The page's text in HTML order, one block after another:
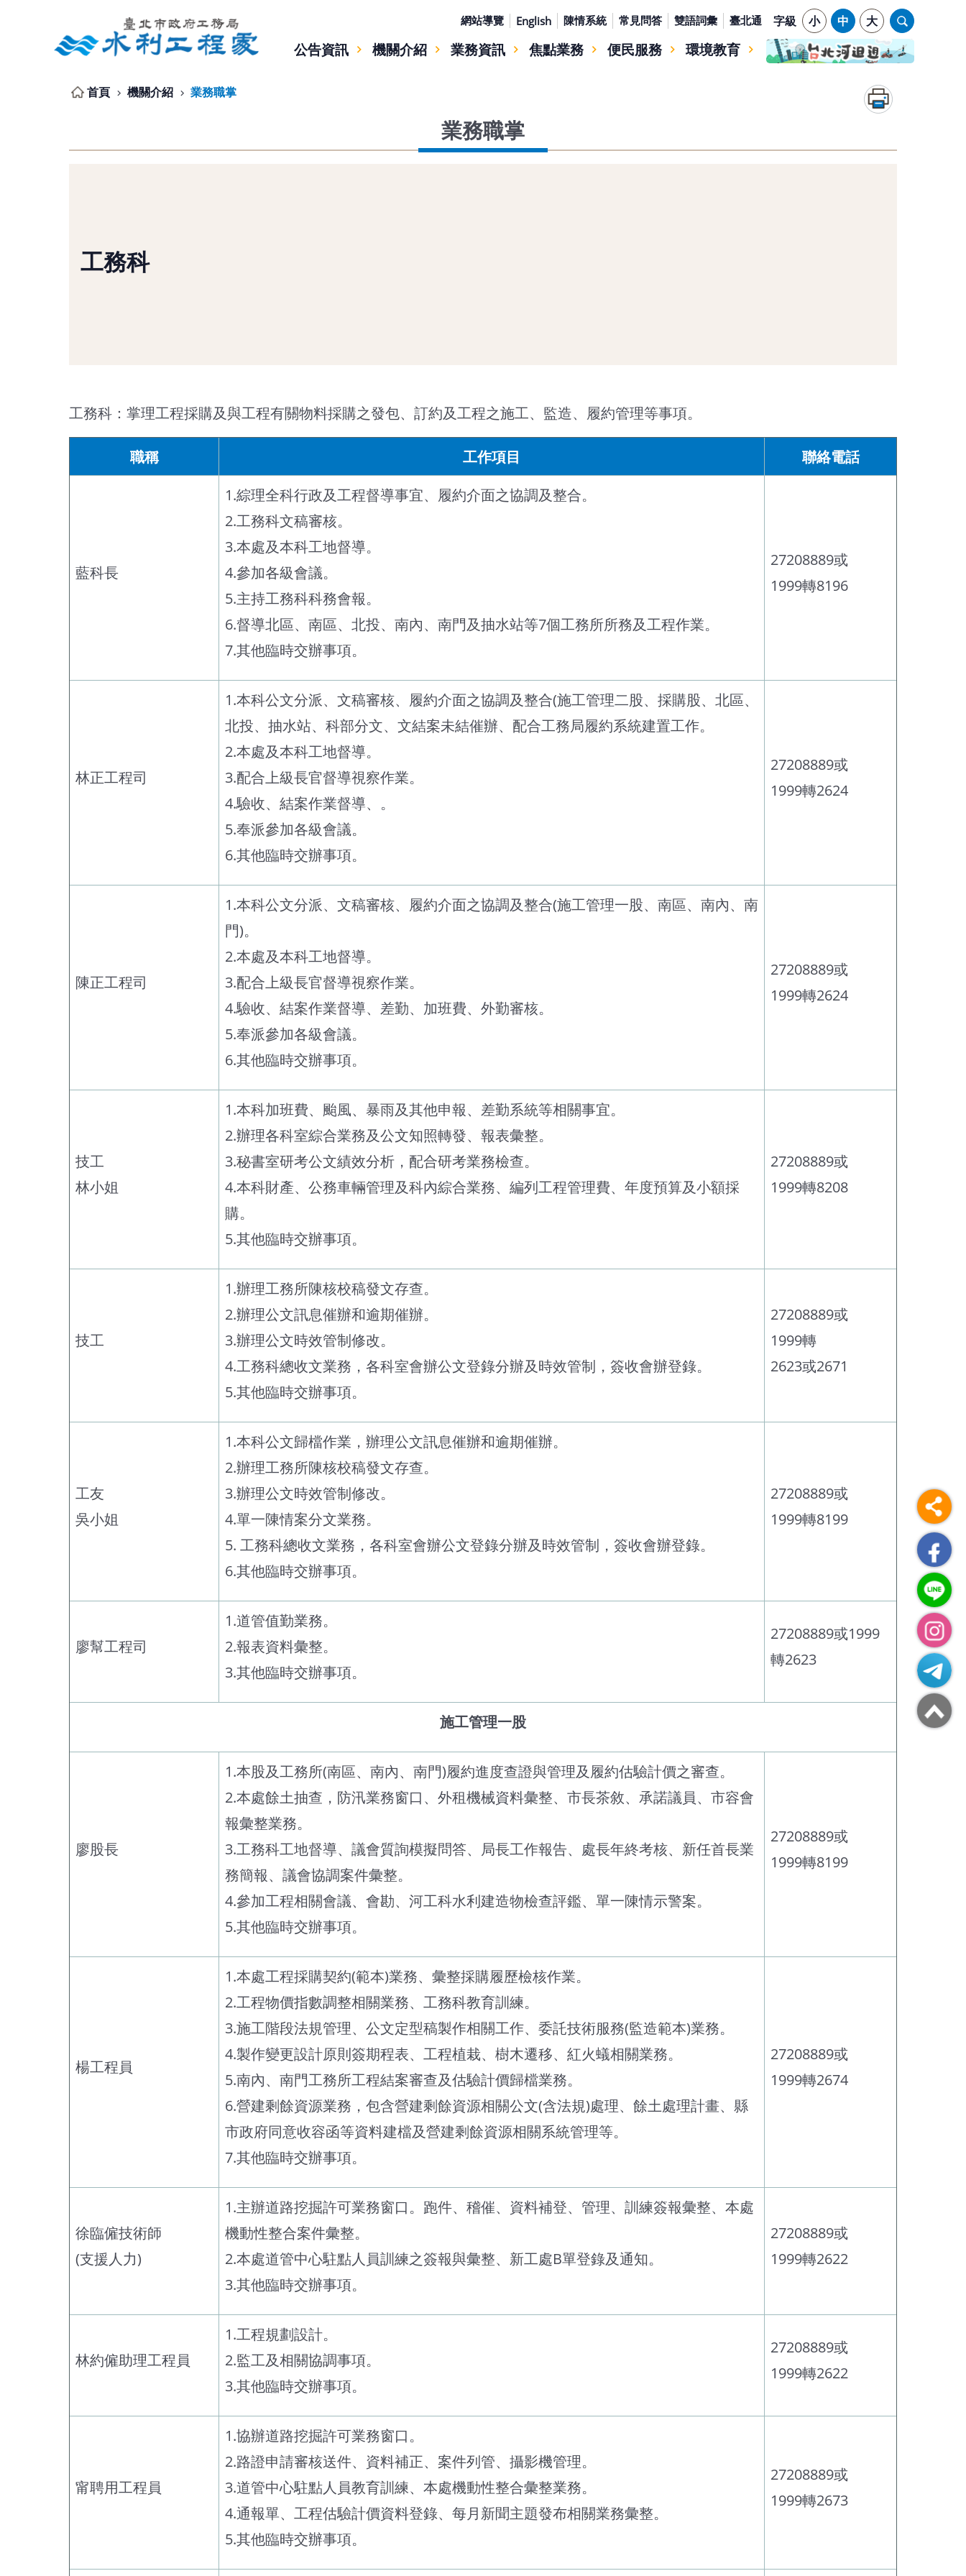
網站導覽 English 陳情系統 常見問答 雙語詞彙 臺北通 字級 小 中 大
公告資訊 機關介紹 業務資訊 焦點業務 便民服務 環境教育
首頁 機關介紹 業務職掌
業務職掌
工務科
工務科：掌理工程採購及與工程有關物料採購之發包、訂約及工程之施工、監造、履約管理等事項。
職稱 工作項目 聯絡電話
藍科長
1.綜理全科行政及工程督導事宜、履約介面之協調及整合。
2.工務科文稿審核。
3.本處及本科工地督導。
4.參加各級會議。
5.主持工務科科務會報。
6.督導北區、南區、北投、南內、南門及抽水站等7個工務所所務及工程作業。
7.其他臨時交辦事項。
27208889或
1999轉8196
林正工程司
1.本科公文分派、文稿審核、履約介面之協調及整合(施工管理二股、採購股、北區、
北投、抽水站、科部分文、文結案未結催辦、配合工務局履約系統建置工作。
2.本處及本科工地督導。
3.配合上級長官督導視察作業。
4.驗收、結案作業督導、。
5.奉派參加各級會議。
6.其他臨時交辦事項。
27208889或
1999轉2624
陳正工程司
1.本科公文分派、文稿審核、履約介面之協調及整合(施工管理一股、南區、南內、南
門)。
2.本處及本科工地督導。
3.配合上級長官督導視察作業。
4.驗收、結案作業督導、差勤、加班費、外勤審核。
5.奉派參加各級會議。
6.其他臨時交辦事項。
27208889或
1999轉2624
技工
林小姐
1.本科加班費、颱風、暴雨及其他申報、差勤系統等相關事宜。
2.辦理各科室綜合業務及公文知照轉發、報表彙整。
3.秘書室研考公文績效分析，配合研考業務檢查。
4.本科財產、公務車輛管理及科內綜合業務、編列工程管理費、年度預算及小額採
購。
5.其他臨時交辦事項。
27208889或
1999轉8208
技工
1.辦理工務所陳核校稿發文存查。
2.辦理公文訊息催辦和逾期催辦。
3.辦理公文時效管制修改。
4.工務科總收文業務，各科室會辦公文登錄分辦及時效管制，簽收會辦登錄。
5.其他臨時交辦事項。
27208889或
1999轉
2623或2671
工友
吳小姐
1.本科公文歸檔作業，辦理公文訊息催辦和逾期催辦。
2.辦理工務所陳核校稿發文存查。
3.辦理公文時效管制修改。
4.單一陳情案分文業務。
5. 工務科總收文業務，各科室會辦公文登錄分辦及時效管制，簽收會辦登錄。
6.其他臨時交辦事項。
27208889或
1999轉8199
廖幫工程司
1.道管值勤業務。
2.報表資料彙整。
3.其他臨時交辦事項。
27208889或1999
轉2623
施工管理一股
廖股長
1.本股及工務所(南區、南內、南門)履約進度查證與管理及履約估驗計價之審查。
2.本處餘土抽查，防汛業務窗口、外租機械資料彙整、市長茶敘、承諾議員、市容會
報彙整業務。
3.工務科工地督導、議會質詢模擬問答、局長工作報告、處長年終考核、新任首長業
務簡報、議會協調案件彙整。
4.參加工程相關會議、會勘、河工科水利建造物檢查評鑑、單一陳情示警案。
5.其他臨時交辦事項。
27208889或
1999轉8199
楊工程員
1.本處工程採購契約(範本)業務、彙整採購履歷檢核作業。
2.工程物價指數調整相關業務、工務科教育訓練。
3.施工階段法規管理、公文定型稿製作相關工作、委託技術服務(監造範本)業務。
4.製作變更設計原則簽期程表、工程植栽、樹木遷移、紅火蟻相關業務。
5.南內、南門工務所工程結案審查及估驗計價歸檔業務。
6.營建剩餘資源業務，包含營建剩餘資源相關公文(含法規)處理、餘土處理計畫、縣
市政府同意收容函等資料建檔及營建剩餘資源相關系統管理等。
7.其他臨時交辦事項。
27208889或
1999轉2674
徐臨僱技術師
(支援人力)
1.主辦道路挖掘許可業務窗口。跑件、稽催、資料補登、管理、訓練簽報彙整、本處
機動性整合案件彙整。
2.本處道管中心駐點人員訓練之簽報與彙整、新工處B單登錄及通知。
3.其他臨時交辦事項。
27208889或
1999轉2622
林約僱助理工程員
1.工程規劃設計。
2.監工及相關協調事項。
3.其他臨時交辦事項。
27208889或
1999轉2622
甯聘用工程員
1.協辦道路挖掘許可業務窗口。
2.路證申請審核送件、資料補正、案件列管、攝影機管理。
3.道管中心駐點人員教育訓練、本處機動性整合彙整業務。
4.通報單、工程估驗計價資料登錄、每月新聞主題發布相關業務彙整。
5.其他臨時交辦事項。
27208889或
1999轉2673